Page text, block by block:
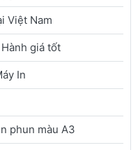
Việt Nam
giá tốt
In
phun màu A3